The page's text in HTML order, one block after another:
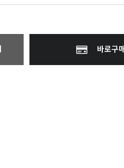
바로구